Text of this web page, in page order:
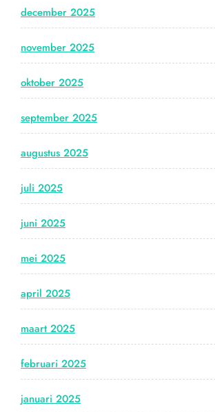
december 2025
november 2025
oktober 2025
september 2025
augustus 2025
juli 2025
juni 2025
mei 2025
april 2025
maart 2025
februari 2025
januari 2025